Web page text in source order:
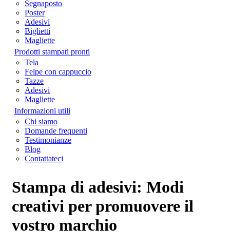
Segnaposto
Poster
Adesivi
Biglietti
Magliette
Prodotti stampati pronti
Tela
Felpe con cappuccio
Tazze
Adesivi
Magliette
Informazioni utili
Chi siamo
Domande frequenti
Testimonianze
Blog
Contattateci
Stampa di adesivi: Modi
creativi per promuovere il
vostro marchio